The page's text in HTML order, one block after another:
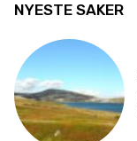
NYESTE SAKER